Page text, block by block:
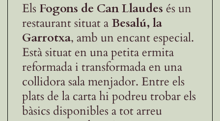
Els Fogons de CanLlaudes és un
restaurant situat aBesalú, la
Garrotxa, amb un encant especial.
Està situat en una petita ermita
reformada i transformada en una
collidora sala menjador. Entre els
plats de la carta hi podreu trobar els
bàsics disponibles a tot arreu